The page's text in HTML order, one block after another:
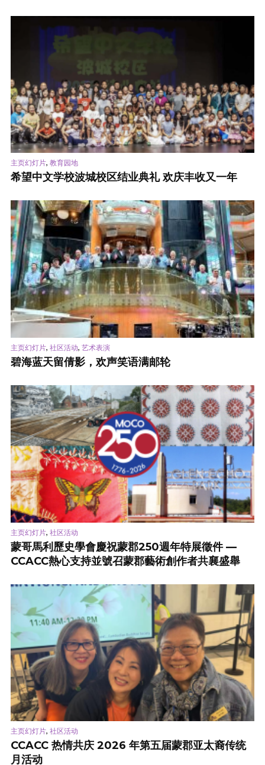
主页幻灯片, 教育园地
希望中文学校波城校区结业典礼 欢庆丰收又一年
主页幻灯片, 社区活动, 艺术表演
碧海蓝天留倩影，欢声笑语满邮轮
主页幻灯片, 社区活动
蒙哥馬利歷史學會慶祝蒙郡250週年特展徵件 —
CCACC熱心支持並號召蒙郡藝術創作者共襄盛舉
主页幻灯片, 社区活动
CCACC 热情共庆 2026 年第五届蒙郡亚太裔传统
月活动